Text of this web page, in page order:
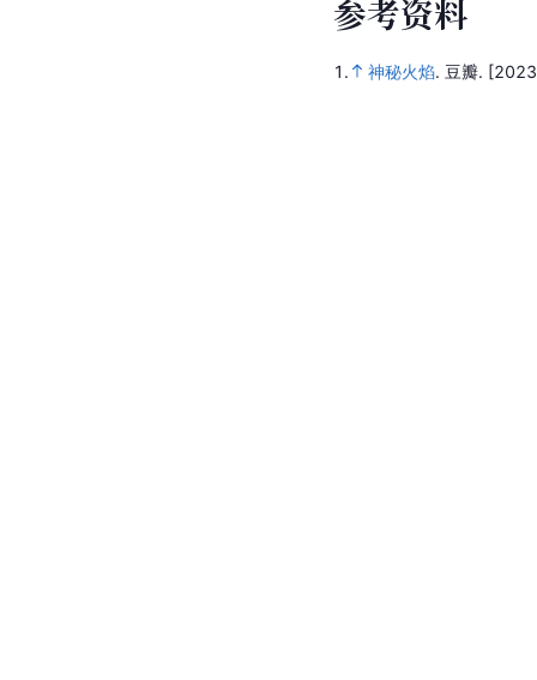
参考资料
1. 神秘火焰. 豆瓣.